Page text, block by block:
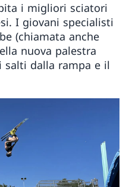
i migliori sciatori
I giovani specialisti
(chiamata anche
nuova palestra
salti dalla rampa e il